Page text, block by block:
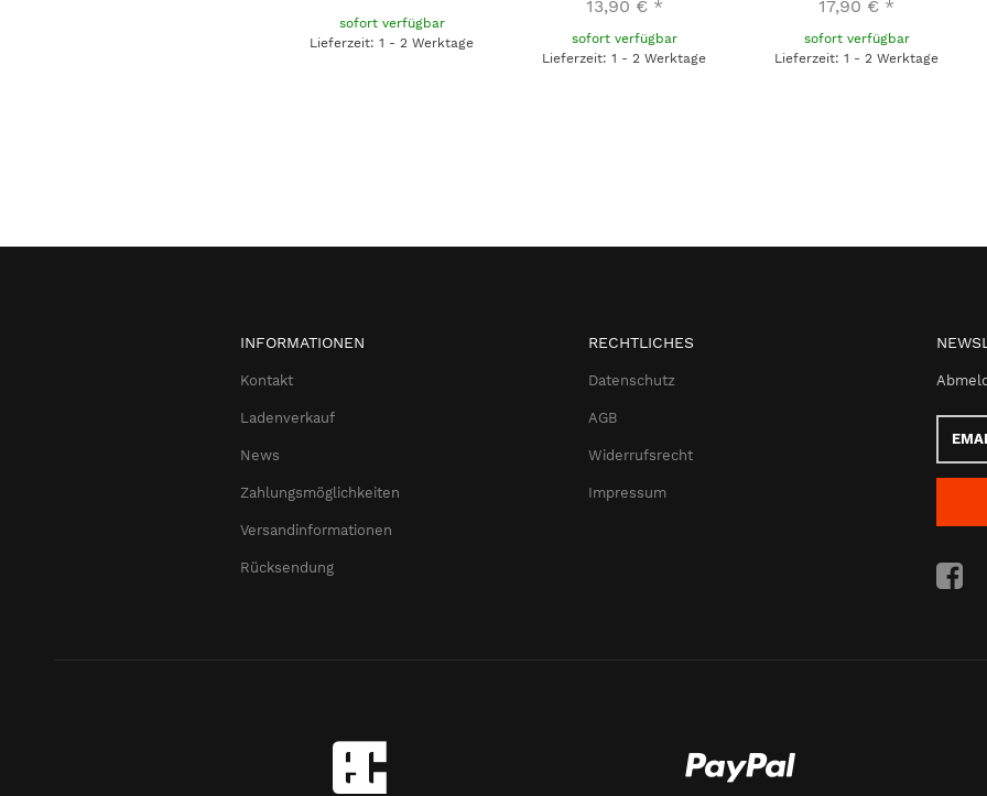
sofort verfügbar
Lieferzeit: 1 - 2 Werktage
13,90 € *
sofort verfügbar
Lieferzeit: 1 - 2 Werktage
17,90 € *
sofort verfügbar
Lieferzeit: 1 - 2 Werktage
INFORMATIONEN
Kontakt
Ladenverkauf
News
Zahlungsmöglichkeiten
Versandinformationen
Rücksendung
RECHTLICHES
Datenschutz
AGB
Widerrufsrecht
Impressum